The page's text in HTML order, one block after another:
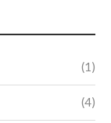
(1)
(4)